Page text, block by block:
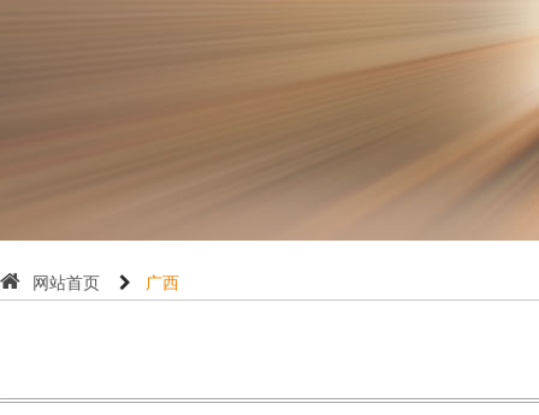
网站首页 广西